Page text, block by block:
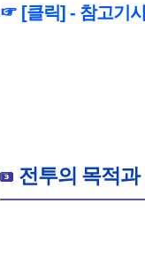
☞ [클릭] - 참고기
전투의 목적